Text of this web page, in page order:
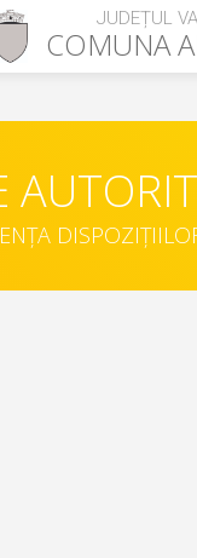
JUDEȚUL
COMUNA